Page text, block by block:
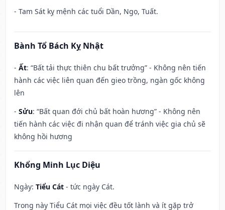
- Tam Sát kỵ mệnh các tuổi Dần, Ngọ, Tuất.
Bành Tổ Bách Kỵ Nhật
- Ất: “Bất tải thực thiên chu bất trưởng” - Không nên tiến
hành các việc liên quan đến gieo trồng, ngàn gốc không
lên
- Sửu: “Bất quan đới chủ bất hoàn hương” - Không nên
tiến hành các việc đi nhận quan để tránh việc gia chủ sẽ
không hồi hương
Khổng Minh Lục Diệu
Ngày: Tiểu Cát - tức ngày Cát.
Trong này Tiểu Cát mọi việc đều tốt lành và ít gặp trở